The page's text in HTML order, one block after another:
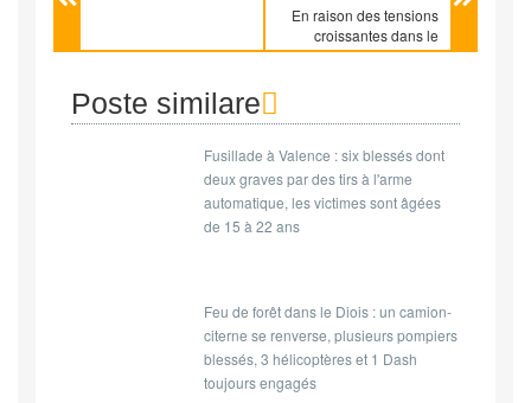
En raison des tensions
croissantes dans le
monde culturel, Laurent
pression de l’extrême
droite et des grands
groupes médiatiques.
Poste similare
Fusillade à Valence : six blessés dont
deux graves par des tirs à l'arme
automatique, les victimes sont âgées
de 15 à 22 ans
Feu de forêt dans le Diois : un camion-
citerne se renverse, plusieurs pompiers
blessés, 3 hélicoptères et 1 Dash
toujours engagés